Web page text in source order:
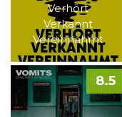
Verhört
Verkannt
Vereinnahmt
8.5